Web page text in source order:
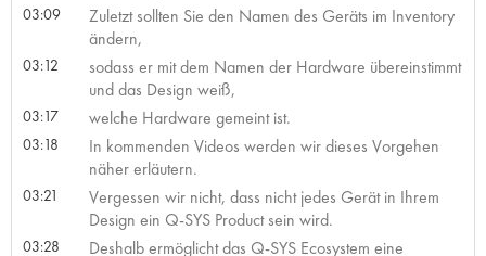
03:09
Zuletzt sollten Sie den Namen des Geräts im Inventory
ändern,
03:12
sodass er mit dem Namen der Hardware übereinstimmt
und das Design weiß,
03:17 welche Hardware gemeint ist.
03:18
In kommenden Videos werden wir dieses Vorgehen
näher erläutern.
03:21
Vergessen wir nicht, dass nicht jedes Gerät in Ihrem
Design ein Q-SYS Product sein wird.
03:28 Deshalb ermöglicht das Q-SYS Ecosystem eine